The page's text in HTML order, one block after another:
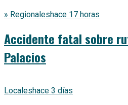
» Regionaleshace 17 horas
Accidente fatal sobre
Palacios
Localeshace 3 días